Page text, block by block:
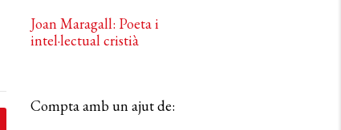
Joan Maragall: Poeta i
intel·lectual cristià
Compta amb un ajut de: